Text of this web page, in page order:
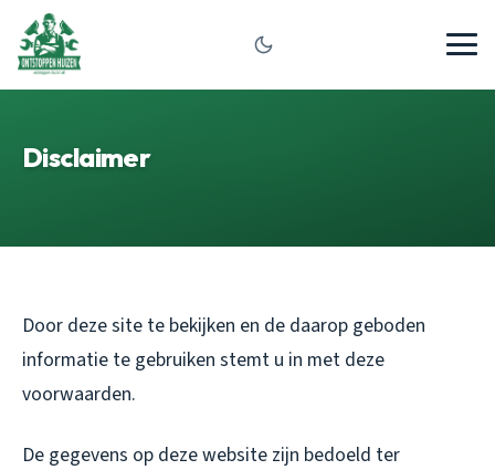
Disclaimer
Door deze site te bekijken en de daarop geboden
informatie te gebruiken stemt u in met deze
voorwaarden.
De gegevens op deze website zijn bedoeld ter